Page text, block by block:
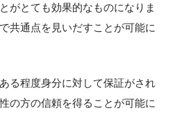
がとても効果的なものになりま
共通点を見いだすことが可能に
る程度身分に対して保証がされ
の方の信頼を得ることが可能に